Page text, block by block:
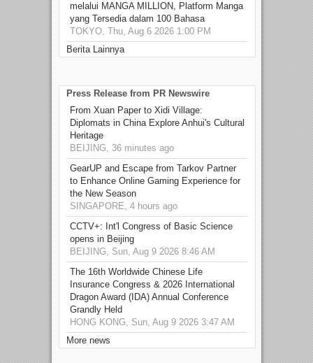
melalui MANGA MILLION, Platform Manga
yang Tersedia dalam 100 Bahasa
TOKYO, Thu, Aug 6 2026 1:00 PM
Berita Lainnya
Press Release from PR Newswire
From Xuan Paper to Xidi Village:
Diplomats in China Explore Anhui's Cultural
Heritage
BEIJING, 36 minutes ago
GearUP and Escape from Tarkov Partner
to Enhance Online Gaming Experience for
the New Season
SINGAPORE, 4 hours ago
CCTV+: Int'l Congress of Basic Science
opens in Beijing
BEIJING, Sun, Aug 9 2026 8:46 AM
The 16th Worldwide Chinese Life
Insurance Congress & 2026 International
Dragon Award (IDA) Annual Conference
Grandly Held
HONG KONG, Sun, Aug 9 2026 3:47 AM
More news